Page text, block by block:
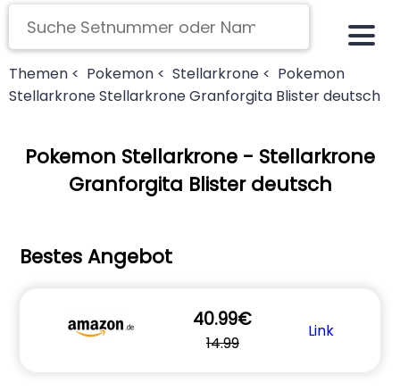
Themen < Pokemon < Stellarkrone < Pokemon
Stellarkrone Stellarkrone Granforgita Blister deutsch
Pokemon Stellarkrone - Stellarkrone
Granforgita Blister deutsch
Bestes Angebot
40.99€
14.99
Link